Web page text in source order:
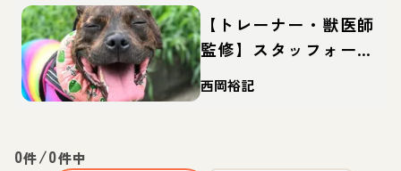
【トレーナー・獣医師
監修】スタッフォード
シャーブルテリアって
どんな犬？性格・特
西岡裕記
0件/0件中